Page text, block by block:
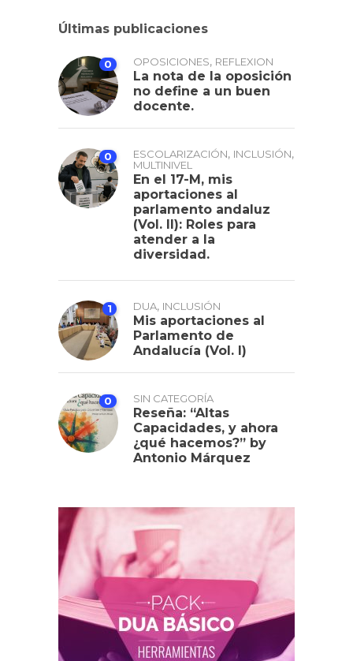
Últimas publicaciones
0 OPOSICIONES, REFLEXION
La nota de la oposición
no define a un buen
docente.
0 ESCOLARIZACIÓN, INCLUSIÓN,
MULTINIVEL
En el 17-M, mis
aportaciones al
parlamento andaluz
(Vol. II): Roles para
atender a la
diversidad.
1 DUA, INCLUSIÓN
Mis aportaciones al
Parlamento de
Andalucía (Vol. I)
0 SIN CATEGORÍA
Reseña: “Altas
Capacidades, y ahora
¿qué hacemos?” by
Antonio Márquez